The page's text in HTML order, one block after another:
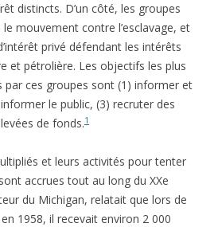
distincts. D’un côté, les groupes
mouvement contre l’esclavage, et
privé défendant les intérêts
et pétrolière. Les objectifs les plus
par ces groupes sont (1) informer et
le public, (3) recruter des
de fonds.1
et leurs activités pour tenter
accrues tout au long du XXe
du Michigan, relatait que lors de
1958, il recevait environ 2 000